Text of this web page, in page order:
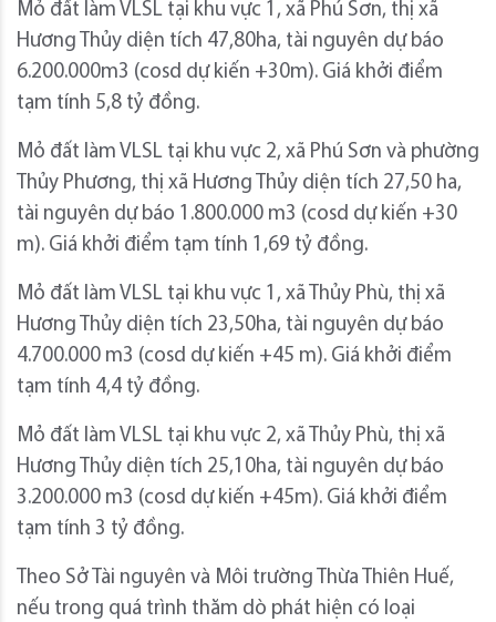
Mỏ đất làm VLSL tại khu vực 1, xã Phú Sơn, thị xã
Hương Thủy diện tích 47,80ha, tài nguyên dự báo
6.200.000m3 (cosd dự kiến +30m). Giá khởi điểm
tạm tính 5,8 tỷ đồng.
Mỏ đất làm VLSL tại khu vực 2, xã Phú Sơn và phường
Thủy Phương, thị xã Hương Thủy diện tích 27,50 ha,
tài nguyên dự báo 1.800.000 m3 (cosd dự kiến +30
m). Giá khởi điểm tạm tính 1,69 tỷ đồng.
Mỏ đất làm VLSL tại khu vực 1, xã Thủy Phù, thị xã
Hương Thủy diện tích 23,50ha, tài nguyên dự báo
4.700.000 m3 (cosd dự kiến +45 m). Giá khởi điểm
tạm tính 4,4 tỷ đồng.
Mỏ đất làm VLSL tại khu vực 2, xã Thủy Phù, thị xã
Hương Thủy diện tích 25,10ha, tài nguyên dự báo
3.200.000 m3 (cosd dự kiến +45m). Giá khởi điểm
tạm tính 3 tỷ đồng.
Theo Sở Tài nguyên và Môi trường Thừa Thiên Huế,
nếu trong quá trình thăm dò phát hiện có loại